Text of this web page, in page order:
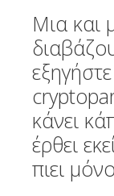
Μια και
κάνει
έρθει
πιει